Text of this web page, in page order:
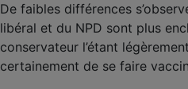
De faibles différences
libéral et du NPD sont plus
conservateur l’étant
certainement de se faire